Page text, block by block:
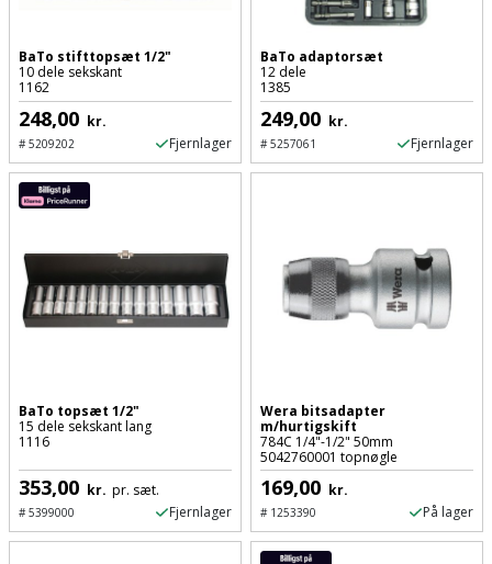
Lecablokke
og
fundablokke
Lofter
Murbinder
Murpap
Mursten
Plastlister
Radonsikring
Høvl
Kiler
Kloakrenser
Kniv
hobbykniv
Koben
Lærlingesæt
Landmålerstok
Løfteudstyr
Diamantskæremaskine
Diamantslibertilbehør
Dykkerpistol
Excentersliber
Flamingoskærer
Flisevibrator
Robotplæneklipper
tilbehør
Vandpumpe
/
mosfjerner
Vinduesvasker
Drivhustilbehør
Elartikler
Flagstænger
til
hus
og
Fuglefoderhus
Garderobe
Gavekort
Grill
Gummibåd
og
BaTo stifttopsæt 1/2"
10 dele sekskant
1162
248,00 kr.
#5209202 Fjernlager
BaTo adaptorsæt
12 dele
1385
249,00 kr.
#5257061 Fjernlager
BaTo topsæt 1/2"
15 dele sekskant lang
1116
353,00 kr. pr. sæt.
#5399000 Fjernlager
Wera bitsadapter
m/hurtigskift
784C 1/4"-1/2" 50mm
5042760001 topnøgle
169,00 kr.
#1253390 På lager